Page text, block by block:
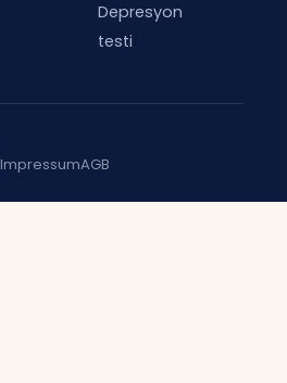
Depresyon
testi
ImpressumAGB